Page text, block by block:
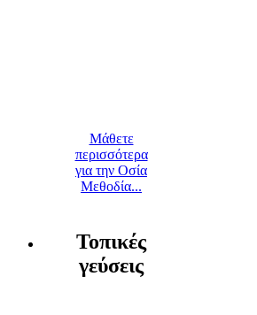
Μάθετε
περισσότερα
για την Οσία
Μεθοδία...
Τοπικές
γεύσεις